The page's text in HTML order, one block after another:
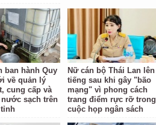
ban hành Quy
về quản lý
cung cấp và
sạch trên
Nữ cán bộ Thái Lan lên
tiếng sau khi gây "bão
mạng" vì phong cách
trang điểm rực rỡ trong
cuộc họp ngân sách